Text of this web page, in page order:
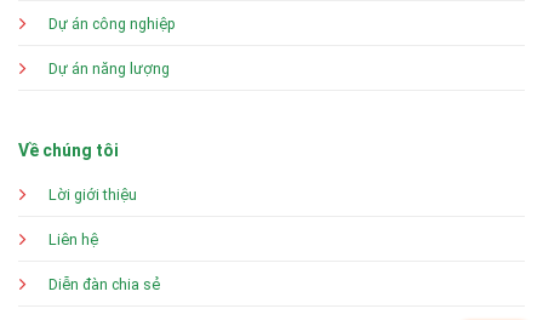
Dự án công nghiệp
Dự án năng lượng
Về chúng tôi
Lời giới thiệu
Liên hệ
Diễn đàn chia sẻ